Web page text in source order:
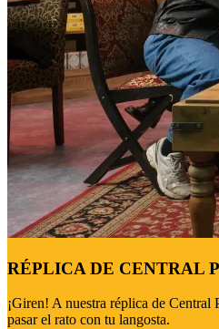
RÉPLICA DE CENTRAL
¡Giren! A nuestra réplica de Central
pasar el rato con tu langosta.